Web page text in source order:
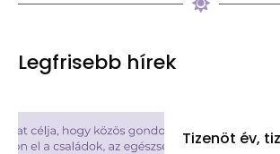
Legfrisebb hírek
Tizenöt év,